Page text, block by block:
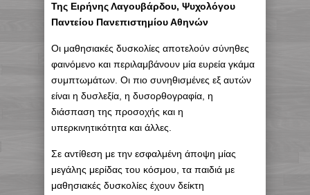
Της Ειρήνης Λαγουβάρδου, Ψυχολόγου
Παντείου Πανεπιστημίου Αθηνών
Οι μαθησιακές δυσκολίες αποτελούν σύνηθες
φαινόμενο και περιλαμβάνουν μία ευρεία γκάμα
συμπτωμάτων. Οι πιο συνηθισμένες εξ αυτών
είναι η δυσλεξία, η δυσορθογραφία, η
διάσπαση της προσοχής και η
υπερκινητικότητα και άλλες.
Σε αντίθεση με την εσφαλμένη άποψη μίας
μεγάλης μερίδας του κόσμου, τα παιδιά με
μαθησιακές δυσκολίες έχουν δείκτη